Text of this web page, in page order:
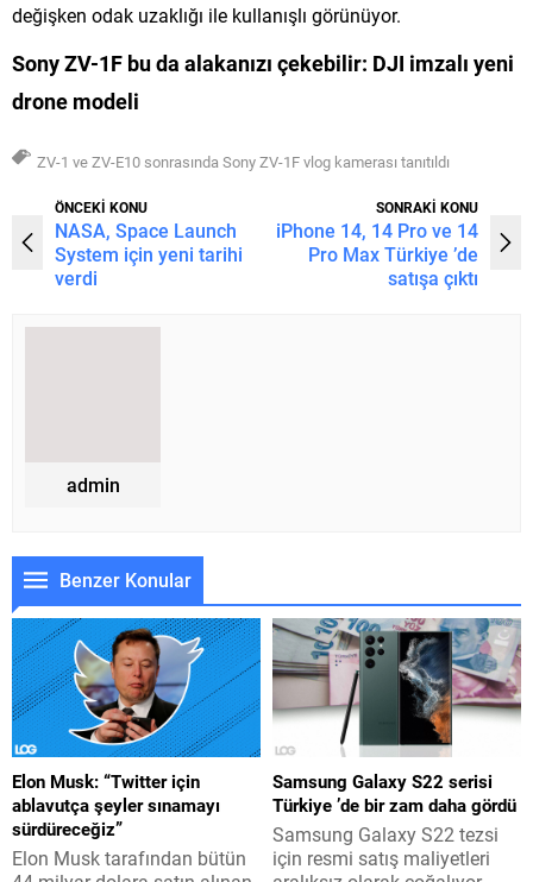
değişken odak uzaklığı ile kullanışlı görünüyor.
Sony ZV-1F bu da alakanızı çekebilir: DJI imzalı yeni
drone modeli
ZV-1 ve ZV-E10 sonrasında Sony ZV-1F vlog kamerası tanıtıldı
ÖNCEKİ KONU
NASA, Space Launch
System için yeni tarihi
verdi
SONRAKİ KONU
iPhone 14, 14 Pro ve 14
Pro Max Türkiye ’de
satışa çıktı
admin
Benzer Konular
Elon Musk: “Twitter için
ablavutça şeyler sınamayı
sürdüreceğiz”
Elon Musk tarafından bütün
Samsung Galaxy S22 serisi
Türkiye ’de bir zam daha gördü
Samsung Galaxy S22 tezsi
için resmi satış maliyetleri